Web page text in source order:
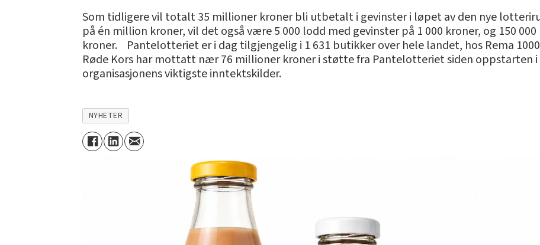
Som tidligere vil totalt 35 millioner kroner bli utbetalt i gevinster i løpet av den nye
på én million kroner, vil det også være 5 000 lodd med gevinster på 1 000 kroner, og 150
kroner. Pantelotteriet er i dag tilgjengelig i 1 631 butikker over hele landet, hos Rema
Røde Kors har mottatt nær 76 millioner kroner i støtte fra Pantelotteriet siden oppstarten i
organisasjonens viktigste inntektskilder.
NYHETER